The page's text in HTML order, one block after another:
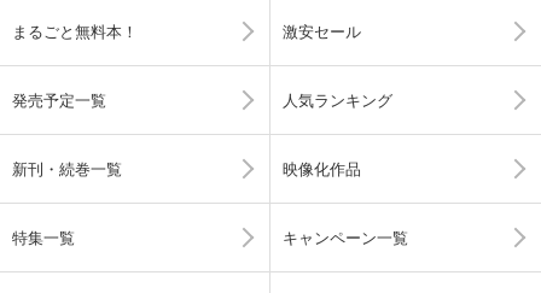
まるごと無料本！ 激安セール
発売予定一覧 人気ランキング
新刊・続巻一覧 映像化作品
特集一覧 キャンペーン一覧